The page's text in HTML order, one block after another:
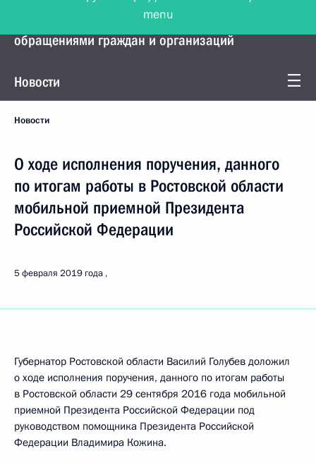
Управление Президента по работе с
обращениями граждан и организаций
Новости
Новости
О ходе исполнения поручения, данного
по итогам работы в Ростовской области
мобильной приемной Президента
Российской Федерации
5 февраля 2019 года
Губернатор Ростовской области Василий Голубев доложил
о ходе исполнения поручения, данного по итогам работы
в Ростовской области 29 сентября 2016 года мобильной
приемной Президента Российской Федерации под
руководством помощника Президента Российской
Федерации Владимира Кожина.
menu